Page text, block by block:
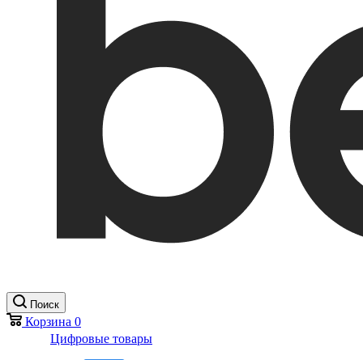
Поиск
Корзина 0
Цифровые товары